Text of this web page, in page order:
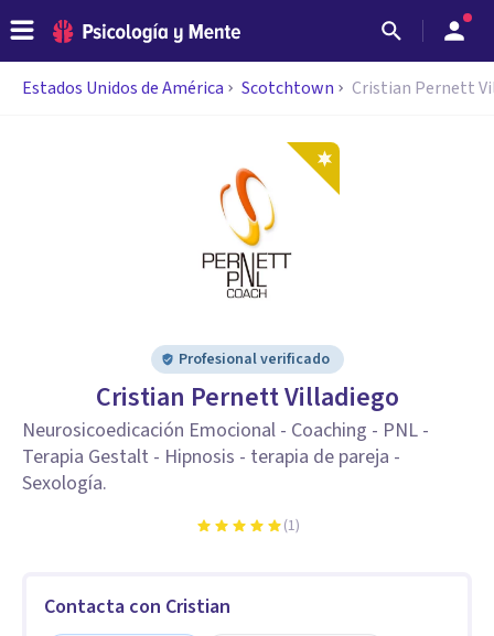
Estados Unidos de América Scotchtown Cristian Pernett
Profesional verificado
Cristian Pernett Villadiego
Neurosicoedicación Emocional - Coaching - PNL -
Terapia Gestalt - Hipnosis - terapia de pareja -
Sexología.
(1)
Contacta con Cristian